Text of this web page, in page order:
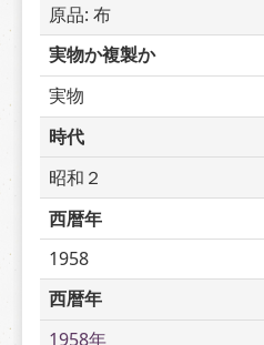
原品: 布
実物か複製か
実物
時代
昭和２
西暦年
1958
西暦年
1958年